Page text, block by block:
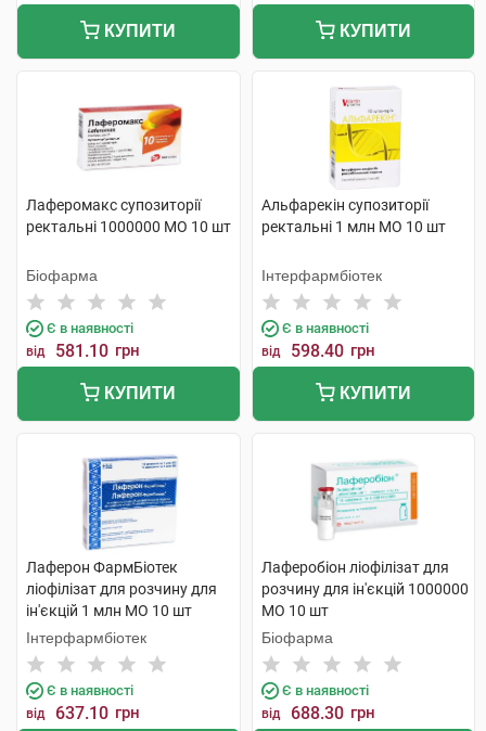
КУПИТИ КУПИТИ
Лаферомакс супозиторії
ректальні 1000000 МО 10 шт
Біофарма
Є в наявності
від 581.10 грн
КУПИТИ
Альфарекін супозиторії
ректальні 1 млн МО 10 шт
Інтерфармбіотек
Є в наявності
від 598.40 грн
КУПИТИ
Лаферон ФармБіотек
ліофілізат для розчину для
ін'єкцій 1 млн МО 10 шт
Інтерфармбіотек
Є в наявності
від 637.10 грн
Лаферобіон ліофілізат для
розчину для ін'єкцій 1000000
МО 10 шт
Біофарма
Є в наявності
від 688.30 грн